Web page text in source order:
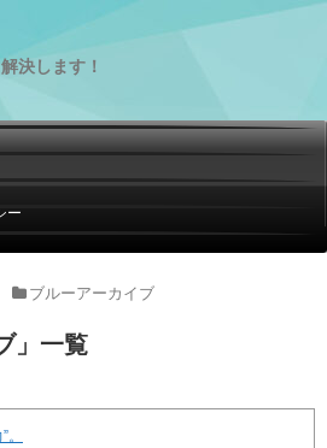
決します！
ー
ブルーアーカイブ
」 一覧